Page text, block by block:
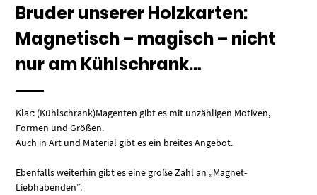
Bruder unserer Holzkarten:
Magnetisch – magisch – nicht
nur am Kühlschrank…
Klar: (Kühlschrank)Magenten gibt es mit unzähligen Motiven,
Formen und Größen.
Auch in Art und Material gibt es ein breites Angebot.
Ebenfalls weiterhin gibt es eine große Zahl an „Magnet-
Liebhabenden“.